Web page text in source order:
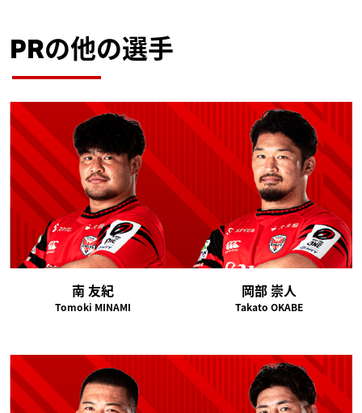
PRの他の選手
南 友紀
Tomoki MINAMI
岡部 崇人
Takato OKABE